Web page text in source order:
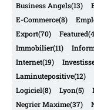
Business Angels(13)
E-Commerce(8)
Export(70) Featured
Immobilier(11)
Internet(19)
Laminutepositive(12)
Logiciel(8) Lyon(5)
Negrier Maxime(37)